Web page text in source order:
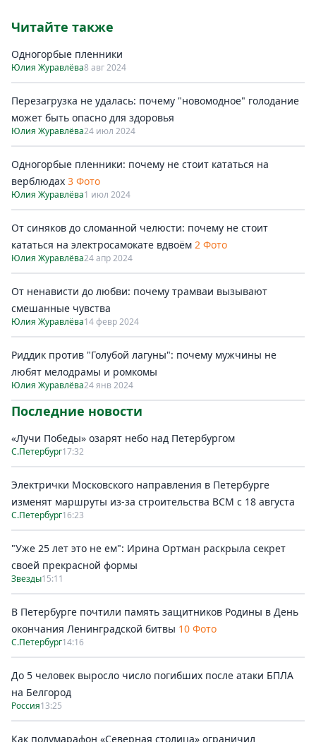
Читайте также
Одногорбые пленники
Юлия Журавлёва8 авг 2024
Перезагрузка не удалась: почему "новомодное" голодание
может быть опасно для здоровья
Юлия Журавлёва24 июл 2024
Одногорбые пленники: почему не стоит кататься на
верблюдах 3 Фото
Юлия Журавлёва1 июл 2024
От синяков до сломанной челюсти: почему не стоит
кататься на электросамокате вдвоём 2 Фото
Юлия Журавлёва24 апр 2024
От ненависти до любви: почему трамваи вызывают
смешанные чувства
Юлия Журавлёва14 февр 2024
Риддик против "Голубой лагуны": почему мужчины не
любят мелодрамы и ромкомы
Юлия Журавлёва24 янв 2024
Последние новости
«Лучи Победы» озарят небо над Петербургом
С.Петербург17:32
Электрички Московского направления в Петербурге
изменят маршруты из-за строительства ВСМ с 18 августа
С.Петербург16:23
"Уже 25 лет это не ем": Ирина Ортман раскрыла секрет
своей прекрасной формы
Звезды15:11
В Петербурге почтили память защитников Родины в День
окончания Ленинградской битвы 10 Фото
С.Петербург14:16
До 5 человек выросло число погибших после атаки БПЛА
на Белгород
Россия13:25
Как полумарафон «Северная столица» ограничил